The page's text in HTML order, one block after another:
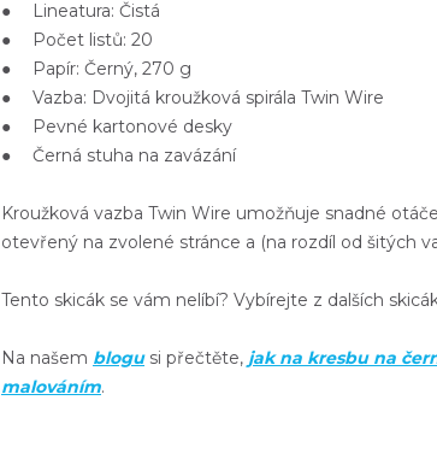
● Lineatura: Čistá
● Počet listů: 20
● Papír: Černý, 270 g
● Vazba: Dvojitá kroužková spirála Twin Wire
● Pevné kartonové desky
● Černá stuha na zavázání
Kroužková vazba Twin Wire umožňuje snadné
otevřený na zvolené stránce a (na rozdíl od šitých
Tento skicák se vám nelíbí? Vybírejte z dalších
Na našem blogusi přečtěte, jak na kresbu na
malováním.